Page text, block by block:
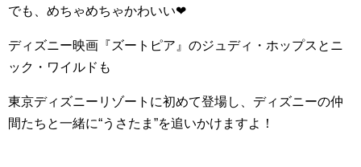
でも、めちゃめちゃかわいい❤︎
ディズニー映画『ズートピア』のジュディ・ホップスとニ
ック・ワイルドも
東京ディズニーリゾートに初めて登場し、ディズニーの仲
間たちと一緒に“うさたま”を追いかけますよ！